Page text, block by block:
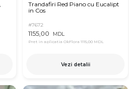
Trandafiri Red Piano cu Eucalipt
in Cos
#7672
1155,00 MDL
Pret in aplicatia OkFlora 1115,00 MDL
Vezi detalii